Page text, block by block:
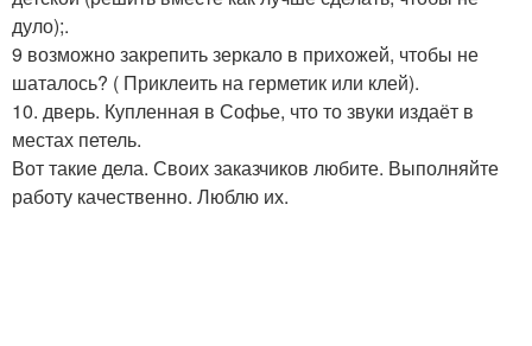
дуло);.
9 возможно закрепить зеркало в прихожей, чтобы не
шаталось? ( Приклеить на герметик или клей).
10. дверь. Купленная в Софье, что то звуки издаёт в
местах петель.
Вот такие дела. Своих заказчиков любите. Выполняйте
работу качественно. Люблю их.